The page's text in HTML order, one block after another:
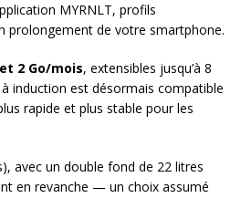
MYRNLT, profils
prolongement de votre smartphone.
2 Go/mois, extensibles jusqu’à 8
induction est désormais compatible
rapide et plus stable pour les
avec un double fond de 22 litres
en revanche — un choix assumé